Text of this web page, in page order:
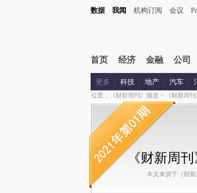
数据 我闻 机构订阅 会议
首页 经济 金融 公司
更多 科技 地产 汽车
位置： 《财新周刊》频道 > 《财新周
《财新周
本文来源于《财新